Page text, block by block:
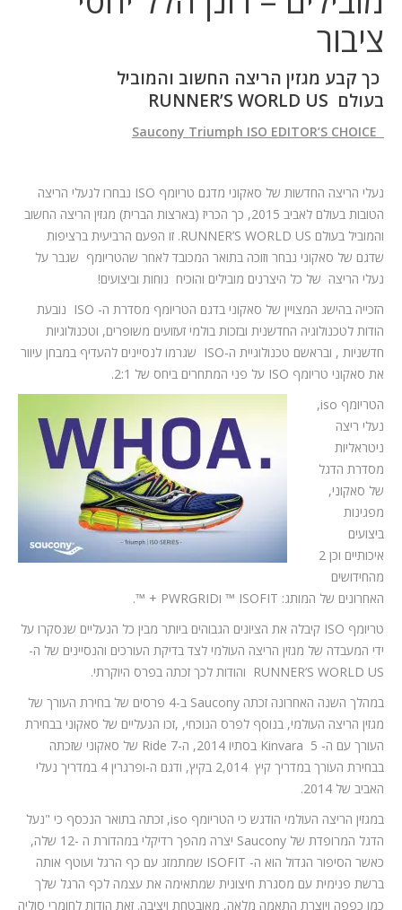
ציבור
כך קבע מגזין הריצה החשוב והמוביל
בעולם RUNNER’S WORLD US
נעלי הריצה החדשות של סאקוני מדגם טריומף ISO נבחרו לנעלי הריצה
הטובות בעולם לאביב 2015, כך הכריז (בארצות הברית) מגזין הריצה החשוב
והמוביל בעולם RUNNER’S WORLD US. זו הפעם הרביעית ברציפות
שדגם של סאקוני נבחר וזוכה בתואר המכובד לאחר שהטריומף שגבר על
נעלי הריצה של כל היצרנים מובילים והוכיח נוחות וביצועים!
הזכייה בהישג המצויין של סאקוני בדגם הטריומף מסדרת ה- ISO נובעת
הודות לטכנולוגיה החדשנית ובזכות בולמי זעזועים משופרים, וטכנולוגיות
חדשניות , ובראשם טכנולוגיית ה-ISO שגרמו לנסיינים להעדיף במבחן עיוור
את סאקוני טריומף ISO על פני המתחרים ביחס של 2:1.
הטריומף iso,
נעלי ריצה
ניטראליות
מסדרת הדגל
של סאקוני,
מפגינות
ביצועים
מהחידושים
האחרונים של המותג: ISOFIT ™ וPWRGRID + ™.
טריומף ISO קיבלה את הציונים הגבוהים ביותר מבין כל הנעליים שנסקרו על
ידי המעבדה של מגזין הריצה העולמי לצד בדיקת העורכים והנסיינים של ה-
RUNNER’S WORLD US והודות לכך זכתה בפרס היוקרתי.
במהלך השנה האחרונה זכתה Saucony ב-4 פרסים של בחירת העורך של
מגזין הריצה העולמי, בנוסף לפרס הנוכחי, ,זכו הנעליים של סאקוני בבחירת
העורך עם ה- Kinvara 5 בסתיו 2014, ה-Ride 7 של סאקוני שזכתה
בבחירת העורך במדריך קיץ 2,014 בקיץ, ודגם ה-ופרגרין 4 במדריך נעלי
האביב של 2014.
במגזין הריצה העולמי הודגש כי הטריומף iso, זכתה בתואר הנכסף כי "נעל
הדגל המרופדת של Saucony יצרה מהפך רדיקלי במהדורת ה -12 שלה,
כאשר הסיפור הגדול הוא ה- ISOFIT שמתמזג עם כף הרגל ועוטף אותה
ברשת פנימית עם מסגרת חיצונית שמתאימה את עצמה לכף הרגל שלך
כמו כפפה ויוצרת התאמה מלאה, מאובטחת ויציבה. זאת הודות לחומרי סוליה